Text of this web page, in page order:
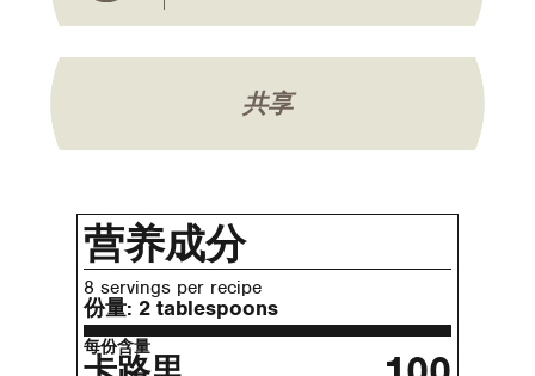
共享
营养成分
8 servings per recipe
份量: 2 tablespoons
每份含量